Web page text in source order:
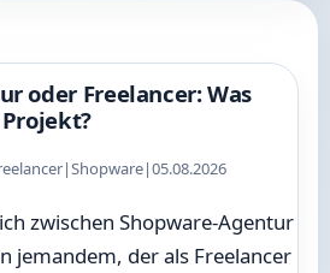
oder Freelancer: Was
|Shopware|05.08.2026
zwischen Shopware-Agentur
jemandem, der als Freelancer